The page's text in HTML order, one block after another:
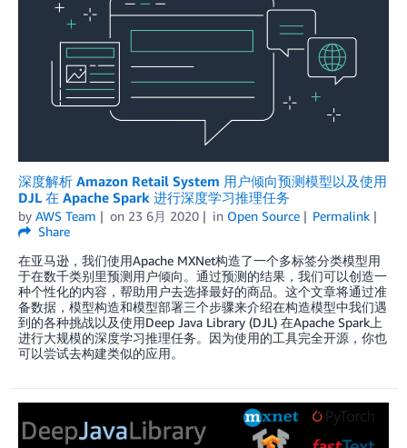
深度解析 Amazon Retail System 用户倾向预测模型以及使用
DJL 在 Apache Spark 进行深度学习推理任务
by AWS Team on 23 6月 2020 in Open Source
Permalink
Share
在亚马逊，我们使用Apache MXNet构造了一个多标签分类模型用
于在数千类别里预测用户倾向。通过预测的结果，我们可以创造一
种个性化的内容，帮助用户去选择最好的商品。这个文章将通过准
备数据，模型构造和模型部署三个步骤来介绍在构造模型中我们遇
到的各种挑战以及使用Deep Java Library (DJL) 在Apache Spark上
进行大规模的深度学习推理任务。因为使用的工具完全开源，你也
可以尝试去构建类似的应用。